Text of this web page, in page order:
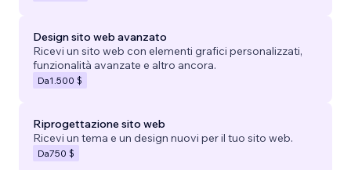
Design sito web avanzato
Ricevi un sito web con elementi grafici personalizzati,
funzionalità avanzate e altro ancora.
Da1.500 $
Riprogettazione sito web
Ricevi un tema e un design nuovi per il tuo sito web.
Da750 $